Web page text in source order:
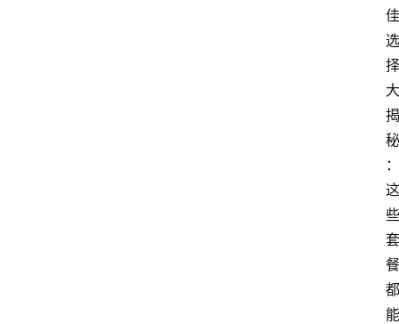
佳
选
择
大
揭
秘
：
这
些
套
餐
都
能